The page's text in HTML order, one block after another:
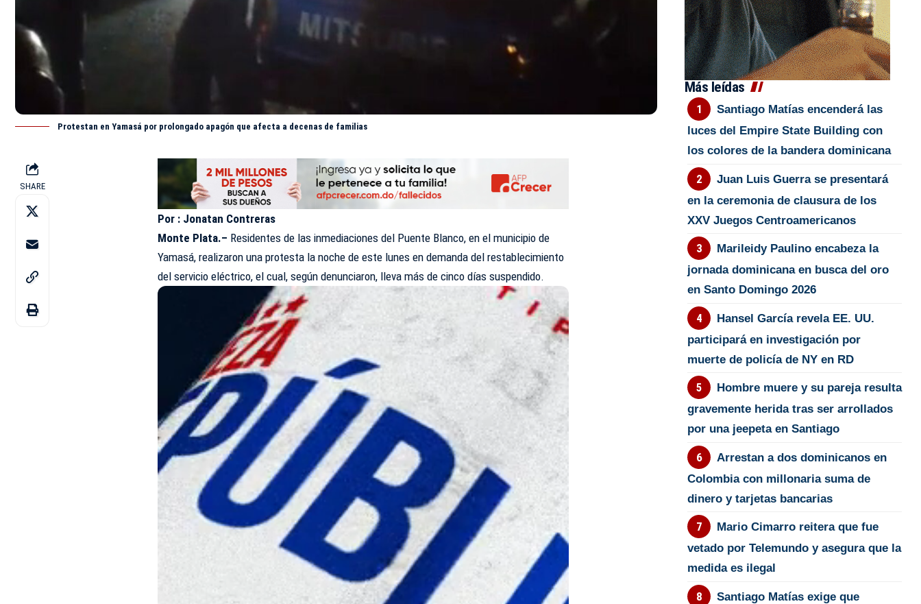
Protestan en Yamasá por prolongado apagón que afecta a decenas de familias
SHARE
Por : Jonatan Contreras
Monte Plata.– Residentes de las inmediaciones del Puente Blanco, en el municipio de
Yamasá, realizaron una protesta la noche de este lunes en demanda del restablecimiento
del servicio eléctrico, el cual, según denunciaron, lleva más de cinco días suspendido.
Más leídas
Santiago Matías encenderá las
luces del Empire State Building con
los colores de la bandera dominicana
Juan Luis Guerra se presentará
en la ceremonia de clausura de los
XXV Juegos Centroamericanos
Marileidy Paulino encabeza la
jornada dominicana en busca del oro
en Santo Domingo 2026
Hansel García revela EE. UU.
participará en investigación por
muerte de policía de NY en RD
Hombre muere y su pareja resulta
gravemente herida tras ser arrollados
por una jeepeta en Santiago
Arrestan a dos dominicanos en
Colombia con millonaria suma de
dinero y tarjetas bancarias
Mario Cimarro reitera que fue
vetado por Telemundo y asegura que la
medida es ilegal
Santiago Matías exige que